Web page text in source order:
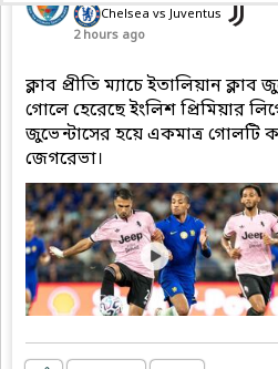
Chelsea vs Juventus
2 hours ago
ক্লাব প্রীতি ম্যাচে ইতালিয়ান ক্লাব
গোলে হেরেছে ইংলিশ প্রিমিয়ার
জুভেন্টাসের হয়ে একমাত্র
জেগরেভা।